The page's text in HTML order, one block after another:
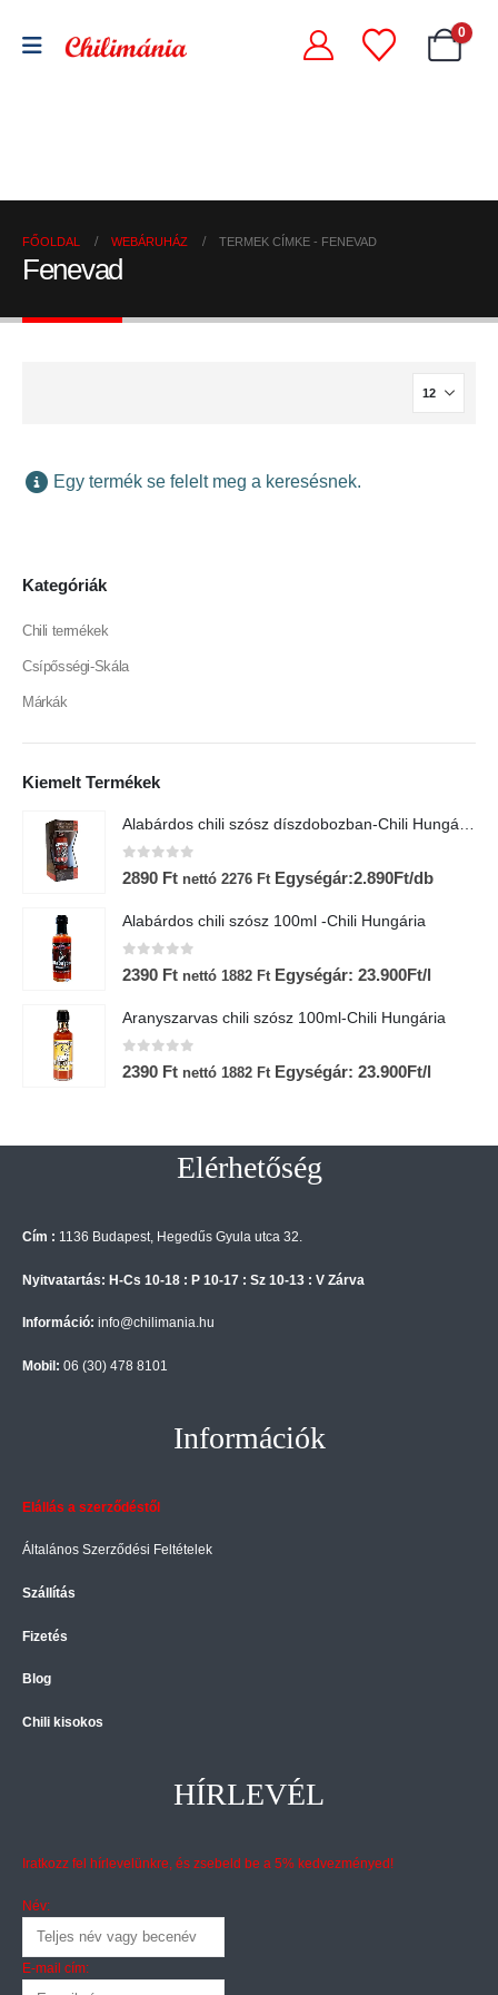
0
FŐOLDAL WEBÁRUHÁZ TERMEK CÍMKE - FENEVAD
Fenevad
Egy termék se felelt meg a keresésnek.
Kategóriák
Chili termékek
Csípősségi-Skála
Márkák
Kiemelt Termékek
2890 Ft nettó 2276 Ft Egységár:2.890Ft/db
Alabárdos chili szósz 100ml -Chili Hungária
2390 Ft nettó 1882 Ft Egységár: 23.900Ft/l
Aranyszarvas chili szósz 100ml-Chili Hungária
2390 Ft nettó 1882 Ft Egységár: 23.900Ft/l
Elérhetőség
Cím : 1136 Budapest, Hegedűs Gyula utca 32.
Nyitvatartás: H-Cs 10-18 : P 10-17 : Sz 10-13 : V Zárva
Információ: info@chilimania.hu
Mobil: 06 (30) 478 8101
Információk
Elállás a szerződéstől
Általános Szerződési Feltételek
Szállítás
Fizetés
Blog
Chili kisokos
HÍRLEVÉL
Iratkozz fel hírlevelünkre, és zsebeld be a 5% kedvezményed!
Név:
E-mail cím: